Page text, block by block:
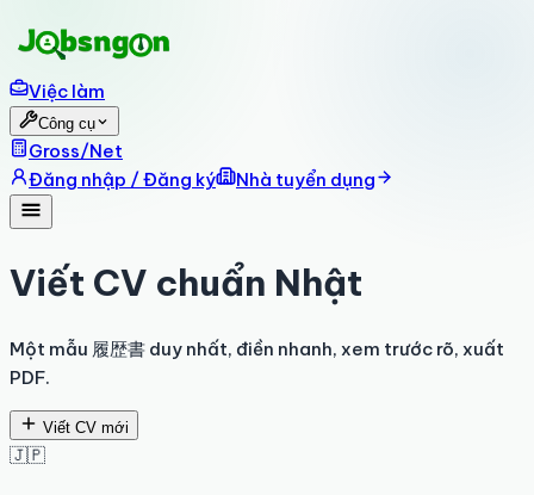
Việc làm
Công cụ
Gross/Net
Đăng nhập / Đăng ký
Nhà tuyển dụng
Viết CV chuẩn Nhật
Một mẫu 履歴書 duy nhất, điền nhanh, xem trước rõ, xuất
PDF.
Viết CV mới
🇯🇵